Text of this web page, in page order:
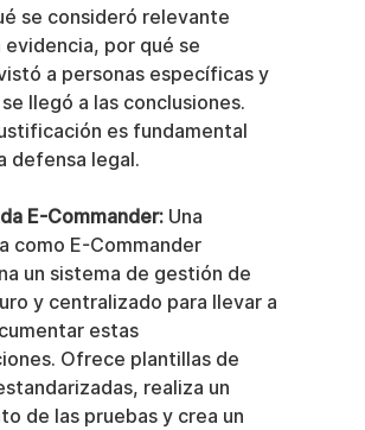
se consideró relevante
por qué se
a personas específicas y
llegó a las conclusiones.
es fundamental
defensa legal.
E-Commander: Una
como E-Commander
un sistema de gestión de
y centralizado para llevar a
estas
Ofrece plantillas de
realiza un
de las pruebas y crea un